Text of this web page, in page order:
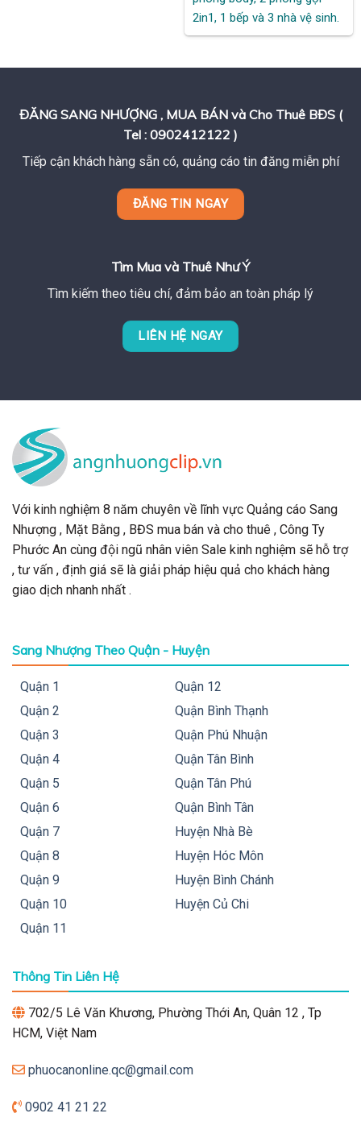
2in1, 1 bếp và 3 nhà vệ sinh.
ĐĂNG SANG NHƯỢNG , MUA BÁN và Cho Thuê BĐS (
Tel : 0902412122 )
Tiếp cận khách hàng sẵn có, quảng cáo tin đăng miễn phí
ĐĂNG TIN NGAY
Tìm Mua và Thuê Như Ý
Tìm kiếm theo tiêu chí, đảm bảo an toàn pháp lý
LIÊN HỆ NGAY
Với kinh nghiệm 8 năm chuyên về lĩnh vực Quảng cáo Sang
Nhượng , Mặt Bằng , BĐS mua bán và cho thuê , Công Ty
Phước An cùng đội ngũ nhân viên Sale kinh nghiệm sẽ hỗ trợ
, tư vấn , định giá sẽ là giải pháp hiệu quả cho khách hàng
giao dịch nhanh nhất .
Sang Nhượng Theo Quận - Huyện
Quận 1
Quận 2
Quận 3
Quận 4
Quận 5
Quận 6
Quận 7
Quận 8
Quận 9
Quận 10
Quận 11
Quận 12
Quận Bình Thạnh
Quận Phú Nhuận
Quận Tân Bình
Quận Tân Phú
Quận Bình Tân
Huyện Nhà Bè
Huyện Hóc Môn
Huyện Bình Chánh
Huyện Củ Chi
Thông Tin Liên Hệ
702/5 Lê Văn Khương, Phường Thới An, Quân 12 , Tp
HCM, Việt Nam
phuocanonline.qc@gmail.com
0902 41 21 22